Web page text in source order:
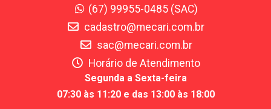
(67) 99955-0485 (SAC)
cadastro@mecari.com.br
sac@mecari.com.br
Horário de Atendimento
Segunda a Sexta-feira
07:30 às 11:20 e das 13:00 às 18:00